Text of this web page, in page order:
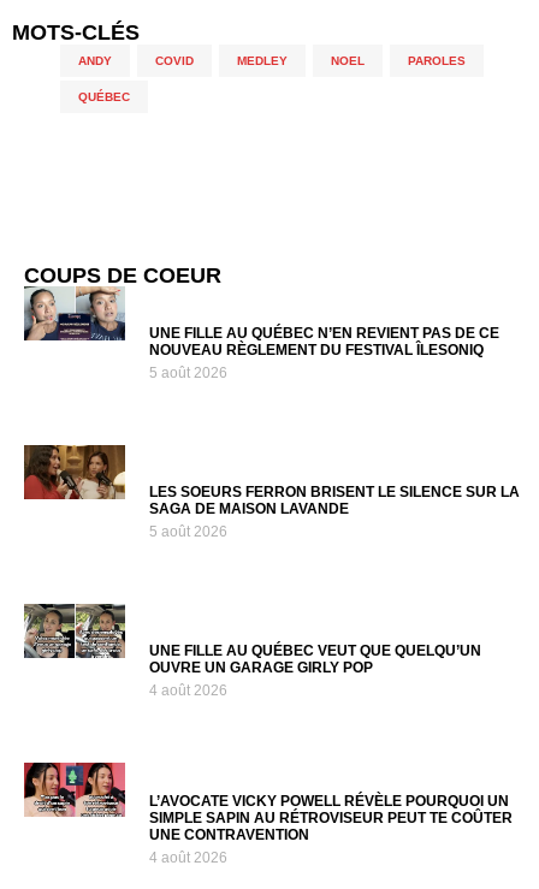
MOTS-CLÉS
ANDY COVID MEDLEY NOEL PAROLES
QUÉBEC
COUPS DE COEUR
UNE FILLE AU QUÉBEC N’EN REVIENT PAS DE CE
NOUVEAU RÈGLEMENT DU FESTIVAL ÎLESONIQ
5 août 2026
LES SOEURS FERRON BRISENT LE SILENCE SUR LA
SAGA DE MAISON LAVANDE
5 août 2026
UNE FILLE AU QUÉBEC VEUT QUE QUELQU’UN
OUVRE UN GARAGE GIRLY POP
4 août 2026
L’AVOCATE VICKY POWELL RÉVÈLE POURQUOI UN
SIMPLE SAPIN AU RÉTROVISEUR PEUT TE COÛTER
UNE CONTRAVENTION
4 août 2026